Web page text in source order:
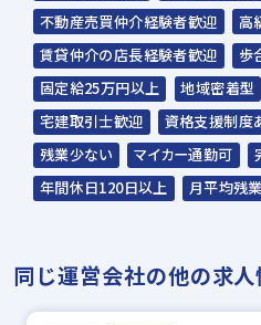
☆入社時期は相談に応
の方も積極的にご応募
☆応募の秘密は厳守い
不動産売買仲介経験者歓迎
高
賃貸仲介の店長経験者歓迎
歩
固定給25万円以上
地域密着型
宅建取引士歓迎
資格支援制度
残業少ない
マイカー通勤可
年間休日120日以上
月平均残
同じ運営会社の他の求